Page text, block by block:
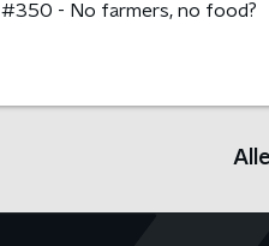
#350 - No farmers, no food?